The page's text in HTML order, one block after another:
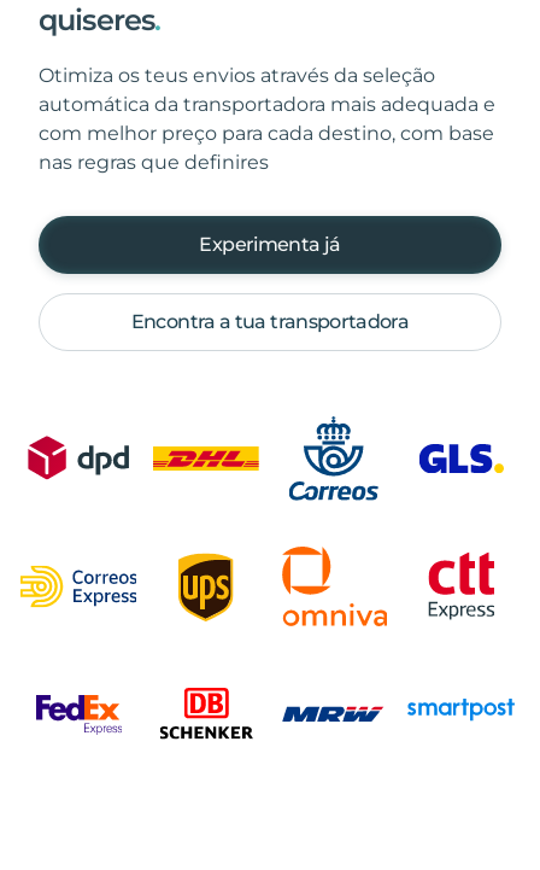
quiseres.
Otimiza os teus envios através da seleção
automática da transportadora mais adequada e
com melhor preço para cada destino, com base
nas regras que definires
Experimenta já
Encontra a tua transportadora